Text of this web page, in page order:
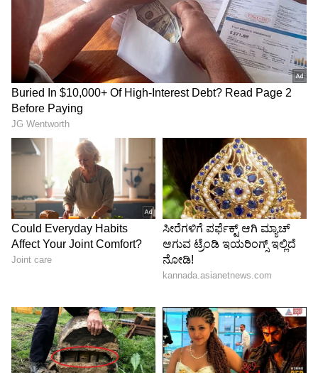
Image Credit :Colors Kannada Instagram
ಷೋ ಭಾಗವಾಗಿ...
ಅದೇ ರೀತಿ ಇಲ್ಲಿ ಕೂಡ ರಕ್ಷಿತಾ ಶೆಟ್ಟಿಗೆ ನಟ ಭವಿಷ್ ಗೌಡ
ಅವರು ರಿಯಾಲಿಟಿ ಷೋನ ಭಾಗವಾಗಿ ಹೀಗೊಂದು ಡೈಲಾಗ್​
ಹೇಳಿದ್ದಾರಷ್ಟೇ.
5
Image Credit : Bhavish Gowda Instagram
ಇಷ್ಟು ನಟ ಭವಿಷ್​ ಗೌಡ ಎಂದರೆ ಕೆಲವರಿಗೆ ತಿಳಿಯಲಿಕ್ಕಿಲ್ಲ.
ಇವರು ಜೀ ಕನ್ನಡದ ಲಕ್ಷ್ಮೀ ನಿವಾಸ ಸೀರಿಯಲ್​​ನಲ್ಲಿ ಮೊದಲು
ವಿಶ್ವನ ಪಾತ್ರ ಮಾಡುತ್ತಿದ್ದರು. ಆ ಬಳಿಕ ಕಲರ್ಸ್​ ಕನ್ನಡದ